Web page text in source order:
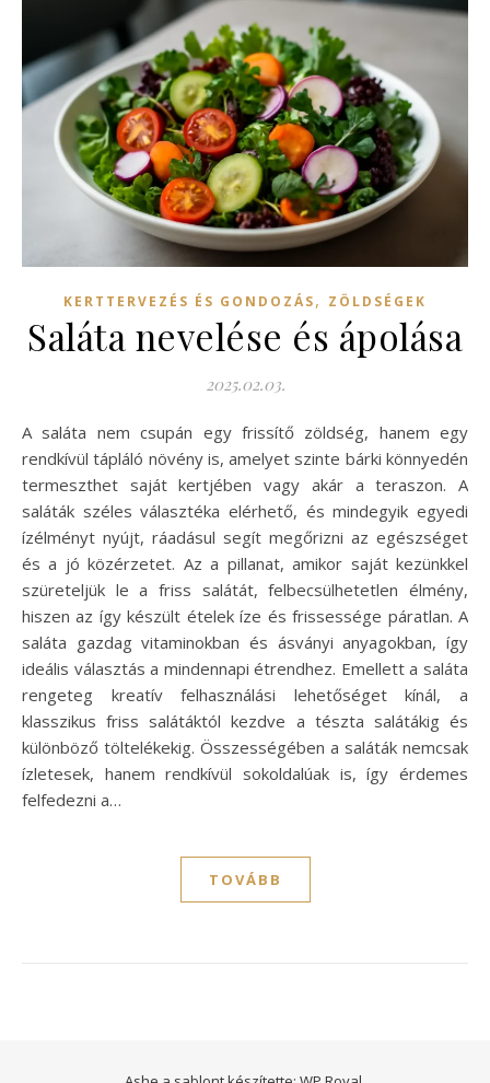
KERTTERVEZÉS ÉS GONDOZÁS, ZÖLDSÉGEK
Saláta nevelése és ápolása
2025.02.03.
A saláta nem csupán egy frissítő zöldség, hanem egy
rendkívül tápláló növény is, amelyet szinte bárki könnyedén
termeszthet saját kertjében vagy akár a teraszon. A
saláták széles választéka elérhető, és mindegyik egyedi
ízélményt nyújt, ráadásul segít megőrizni az egészséget
és a jó közérzetet. Az a pillanat, amikor saját kezünkkel
szüreteljük le a friss salátát, felbecsülhetetlen élmény,
hiszen az így készült ételek íze és frissessége páratlan. A
saláta gazdag vitaminokban és ásványi anyagokban, így
ideális választás a mindennapi étrendhez. Emellett a saláta
rengeteg kreatív felhasználási lehetőséget kínál, a
klasszikus friss salátáktól kezdve a tészta salátákig és
különböző töltelékekig. Összességében a saláták nemcsak
ízletesek, hanem rendkívül sokoldalúak is, így érdemes
felfedezni a…
TOVÁBB